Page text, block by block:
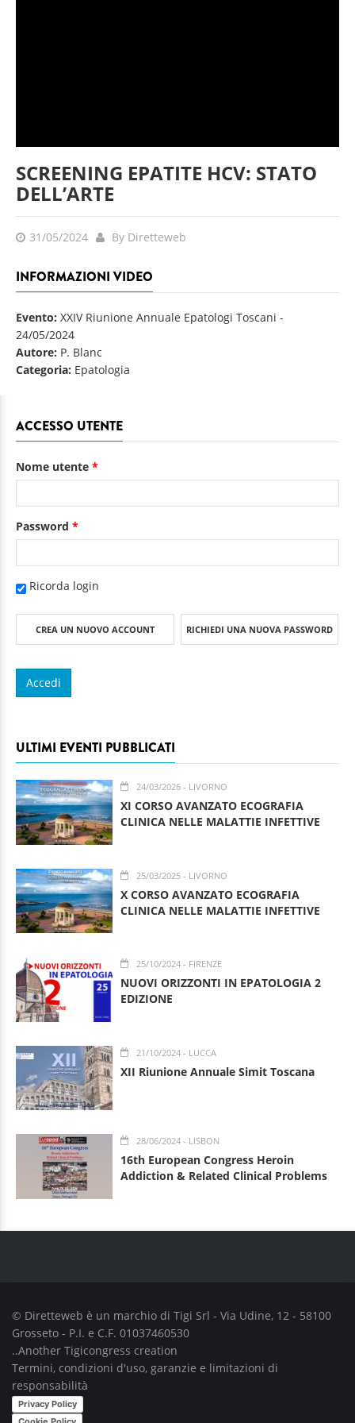
SCREENING EPATITE HCV: STATO
DELL’ARTE
31/05/2024 By Diretteweb
INFORMAZIONI VIDEO
Evento: XXIV Riunione Annuale Epatologi Toscani -
24/05/2024
Autore: P. Blanc
Categoria: Epatologia
ACCESSO UTENTE
Nome utente *
Password *
Ricorda login
CREA UN NUOVO ACCOUNT RICHIEDI UNA NUOVA PASSWORD
ULTIMI EVENTI PUBBLICATI
24/03/2026 - LIVORNO
XI CORSO AVANZATO ECOGRAFIA
CLINICA NELLE MALATTIE INFETTIVE
25/03/2025 - LIVORNO
X CORSO AVANZATO ECOGRAFIA
CLINICA NELLE MALATTIE INFETTIVE
25/10/2024 - FIRENZE
NUOVI ORIZZONTI IN EPATOLOGIA 2
EDIZIONE
21/10/2024 - LUCCA
XII Riunione Annuale Simit Toscana
28/06/2024 - LISBON
16th European Congress Heroin
Addiction & Related Clinical Problems
© Diretteweb è un marchio di Tigi Srl - Via Udine, 12 - 58100
Grosseto - P.I. e C.F. 01037460530
..Another Tigicongress creation
Termini, condizioni d'uso, garanzie e limitazioni di
responsabilità
Privacy Policy